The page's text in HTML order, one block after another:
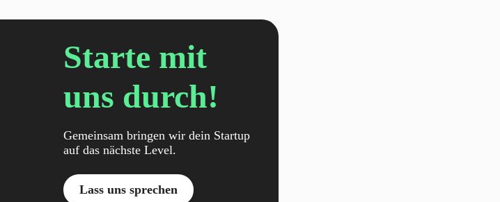
Starte mit
uns durch!
Gemeinsam bringen wir dein Startup
auf das nächste Level.
Lass uns sprechen